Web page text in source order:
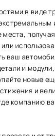
в виде
ваш
и
новые
и
компанию